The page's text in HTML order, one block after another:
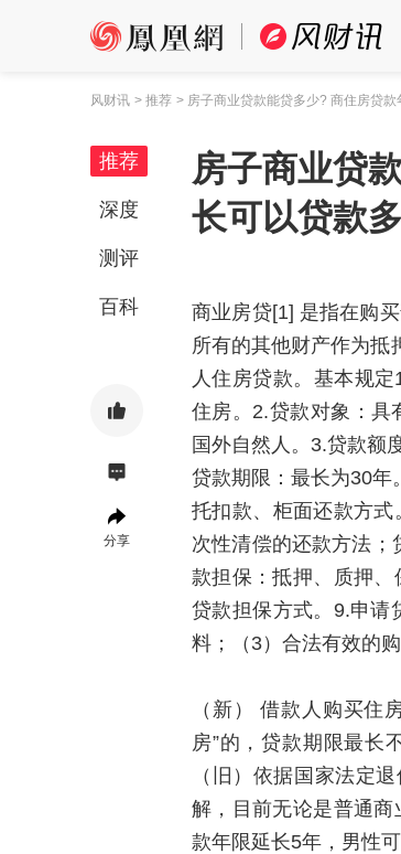
风财讯 > 推荐 > 房子商业贷款能贷多少? 商住房贷
推荐
深度
测评
百科
分享
房子商业贷
长可以贷款
商业房贷[1] 是指在购
所有的其他财产作为抵
人住房贷款。基本规
住房。2.贷款对象：具
国外自然人。3.贷款额
贷款期限：最长为30年
托扣款、柜面还款方
次性清偿的还款方法
款担保：抵押、质押
贷款担保方式。9.申请
料；（3）合法有效的
（新） 借款人购买住
房”的，贷款期限最长
（旧）依据国家法定
解，目前无论是普通
款年限延长5年，男性